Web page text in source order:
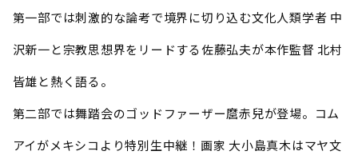
第一部では刺激的な論考で境界に切り込む文化人類学者 中
沢新一と宗教思想界をリードする佐藤弘夫が本作監督 北村
皆雄と熱く語る。
第二部では舞踏会のゴッドファーザー麿赤兒が登場。コム
アイがメキシコより特別生中継！画家 大小島真木はマヤ文